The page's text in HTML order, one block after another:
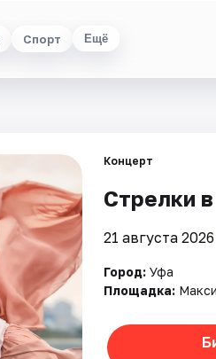
Спорт Ещё
Концерт
Стрелки
21 августа 2026
Город: Уфа
Площадка: